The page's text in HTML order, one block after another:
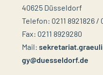
40625 Düsseldorf
Telefon: 0211 8921826 /
Fax: 0211 8929280
Mail:
gy@duesseldorf.de